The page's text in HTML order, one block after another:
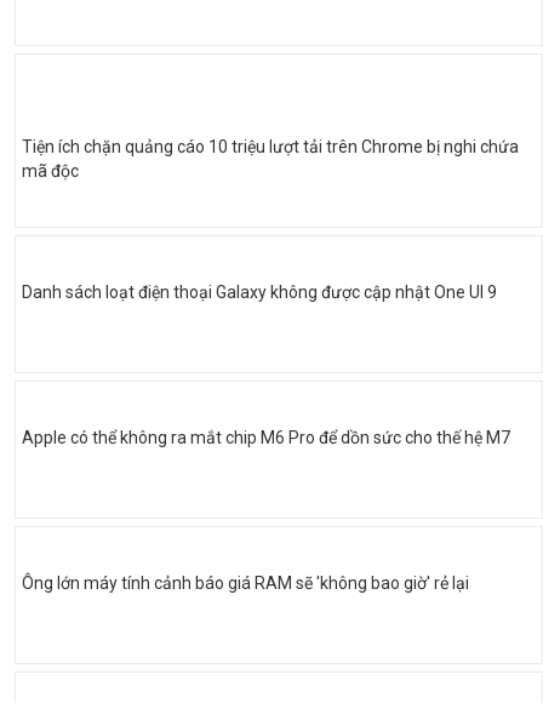
Tiện ích chặn quảng cáo 10 triệu lượt tải trên Chrome bị nghi chứa
mã độc
Danh sách loạt điện thoại Galaxy không được cập nhật One UI 9
Apple có thể không ra mắt chip M6 Pro để dồn sức cho thế hệ M7
Ông lớn máy tính cảnh báo giá RAM sẽ 'không bao giờ' rẻ lại